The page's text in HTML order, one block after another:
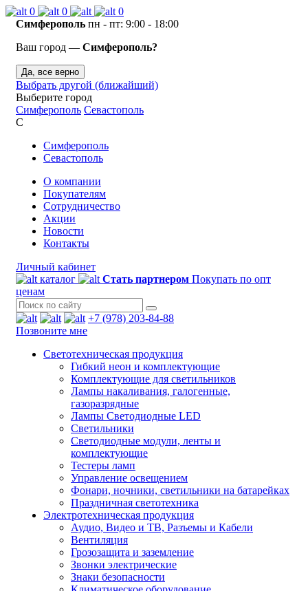
0 0
0
Симферополь пн - пт: 9:00 - 18:00
Ваш город — Симферополь?
Да, все верно
Выбрать другой (ближайший)
Выберите город
Симферополь Севастополь
С
Симферополь
Севастополь
О компании
Покупателям
Сотрудничество
Акции
Новости
Контакты
Личный кабинет
каталог
Стать партнером Покупать по опт
ценам
+7 (978) 203-84-88
Позвоните мне
Светотехническая продукция
Гибкий неон и комплектующие
Комплектующие для светильников
Лампы накаливания, галогенные,
газоразрядные
Лампы Светодиодные LED
Светильники
Светодиодные модули, ленты и
комплектующие
Тестеры ламп
Управление освещением
Фонари, ночники, светильники на батарейках
Праздничная светотехника
Электротехническая продукция
Аудио, Видео и ТВ, Разъемы и Кабели
Вентиляция
Грозозащита и заземление
Звонки электрические
Знаки безопасности